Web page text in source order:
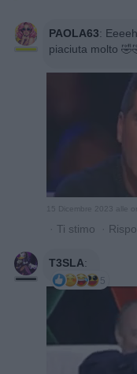
PAOLA63:
piaciuta molto
15 Dicembre 2023 alle
· Ti stimo ·
T3SLA:
5